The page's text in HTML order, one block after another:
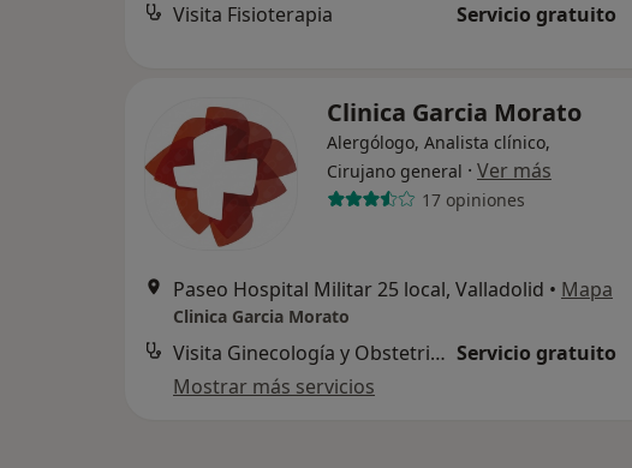
Visita Fisioterapia Servicio gratuito
Clinica Garcia Morato
Alergólogo, Analista clínico,
Cirujano general · Ver más
17 opiniones
Paseo Hospital Militar 25 local, Valladolid • Mapa
Clinica Garcia Morato
Visita Ginecología y Obstetricia Servicio gratuito
Mostrar más servicios